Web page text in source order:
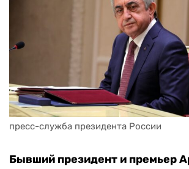
пресс-служба президента России
Бывший президент и премьер